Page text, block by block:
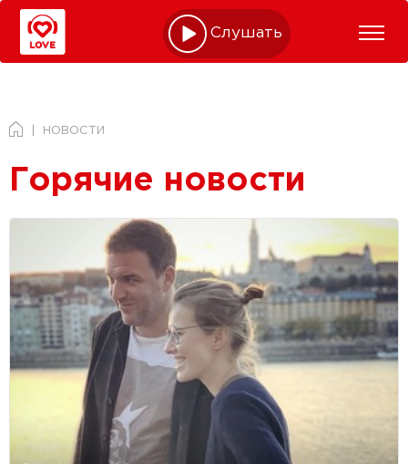
Слушать online
НОВОСТИ
Горячие новости